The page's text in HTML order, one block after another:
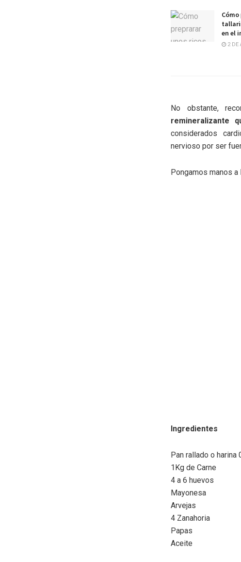
en el
2 DE
No obstante,
remineralizante
considerados
nervioso por ser
Pongamos manos
Ingredientes
Pan rallado o
1Kg de Carne
4 a 6 huevos
Mayonesa
Arvejas
4 Zanahoria
Papas
Aceite